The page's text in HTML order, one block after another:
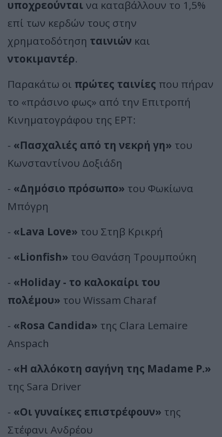
υποχρεούνταινα καταβάλλουν το 1,5%
επί των κερδών τους στην
χρηματοδότηση ταινιών και
ντοκιμαντέρ.
Παρακάτω οι πρώτες ταινίες που πήραν
το «πράσινο φως» από την Επιτροπή
Κινηματογράφου της ΕΡΤ:
- «Πασχαλιές από τη νεκρή γη» του
Κωνσταντίνου Δοξιάδη
- «Δημόσιο πρόσωπο» του Φωκίωνα
Μπόγρη
- «Lava Love» του Στηβ Κρικρή
- «Lionfish» του Θανάση Τρουμπούκη
- «Holiday - το καλοκαίρι του
πολέμου» του Wissam Charaf
- «Rosa Candida» της Clara Lemaire
Anspach
- «Η αλλόκοτη σαγήνη της Madame P.»
της Sara Driver
- «Οι γυναίκες επιστρέφουν» της
Στέφανι Ανδρέου